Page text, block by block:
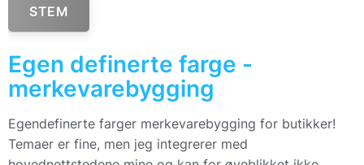
STEM
Egen definerte farge -
merkevarebygging
Egendefinerte farger merkevarebygging for butikker!
Temaer er fine, men jeg integrerer med